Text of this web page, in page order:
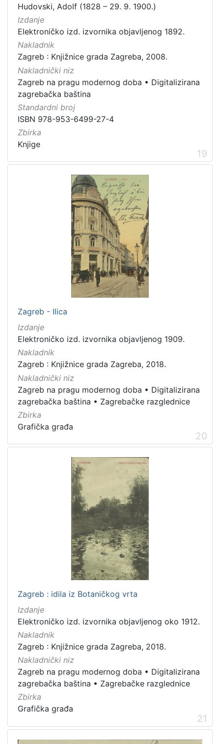
Hudovski, Adolf (1828 – 29. 9. 1900.)
Izdanje
Elektroničko izd. izvornika objavljenog 1892.
Nakladnik
Zagreb : Knjižnice grada Zagreba, 2008.
Nakladnički niz
Zagreb na pragu modernog doba • Digitalizirana
zagrebačka baština
Standardni broj
ISBN 978-953-6499-27-4
Zbirka
Knjige
19
Zagreb - Ilica
Izdanje
Elektroničko izd. izvornika objavljenog 1909.
Nakladnik
Zagreb : Knjižnice grada Zagreba, 2018.
Nakladnički niz
Zagreb na pragu modernog doba • Digitalizirana
zagrebačka baština • Zagrebačke razglednice
Zbirka
Grafička građa
20
Zagreb : idila iz Botaničkog vrta
Izdanje
Elektroničko izd. izvornika objavljenog oko 1912.
Nakladnik
Zagreb : Knjižnice grada Zagreba, 2018.
Nakladnički niz
Zagreb na pragu modernog doba • Digitalizirana
zagrebačka baština • Zagrebačke razglednice
Zbirka
Grafička građa
21